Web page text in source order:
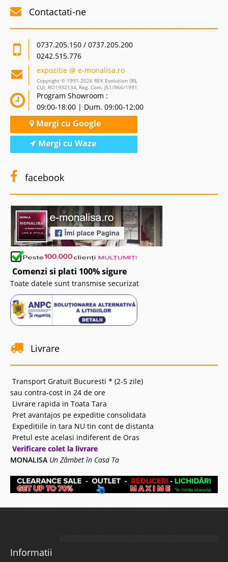
Contactati-ne
0737.205.150 / 0737.205.200
0242.515.776
expozitie @ e-monalisa.ro
Copyright © 1991-2026 REK Evolution SRL
CUI: RO1932134, Reg. Com. J51/966/1991
Program Showroom :
09:00-18:00 | Dum. 09:00-12:00
Mergi cu Google
Mergi cu Waze
facebook
Comenzi si plati 100% sigure
Toate datele sunt transmise securizat
Livrare
Transport Gratuit Bucuresti * (2-5 zile)
sau contra-cost in 24 de ore
Livrare rapida in Toata Tara
Pret avantajos pe expeditie consolidata
Expeditiile in tara NU tin cont de distanta
Pretul este acelasi indiferent de Oras
Verificare colet la livrare
MONALISA Un Zâmbet în Casa Ta
Informatii